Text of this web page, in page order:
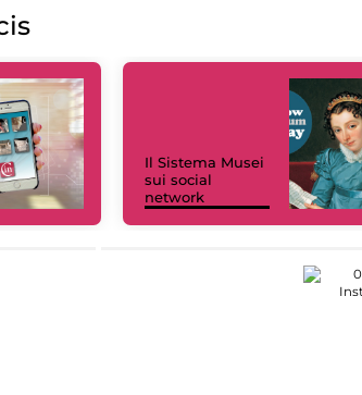
Il Sistema Musei
sui social
network